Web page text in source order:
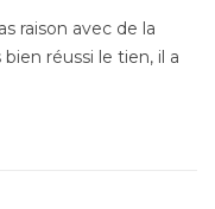
raison avec de la
réussi le tien, il a